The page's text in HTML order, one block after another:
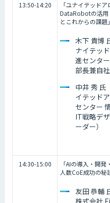
13:50-14:20
「ユナイテッド
DataRobotの活
とこれからの課題」
木下 貴博
ナイテッ
進センタ
部長兼自社
中井 秀 氏
イテッド
センター
IT戦略デ
ーダー）
14:30-15:00
「AIの導入・開
人数CoE成功の秘
友田 恭輔